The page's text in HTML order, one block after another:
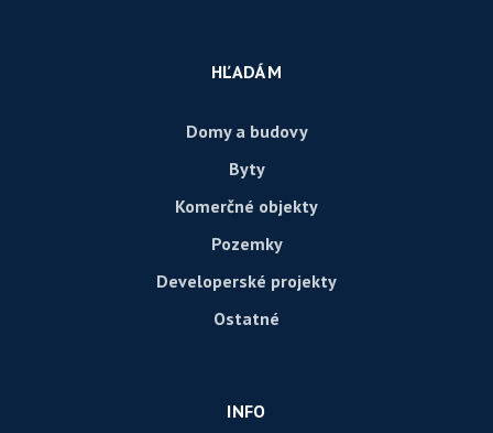
HĽADÁM
Domy a budovy
Byty
Komerčné objekty
Pozemky
Developerské projekty
Ostatné
INFO